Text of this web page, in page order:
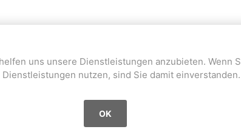
uns unsere Dienstleistungen anzubieten. Wenn
Dienstleistungen nutzen, sind Sie damit einverstanden.
OK